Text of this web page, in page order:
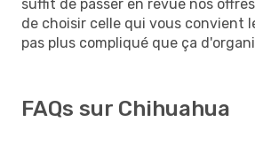
suffit de passer en revue nos
de choisir celle qui vous convient
pas plus compliqué que ça
FAQs sur Chihuahua